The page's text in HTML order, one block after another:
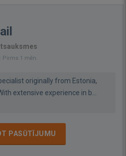
Pirms 1 mēn.
originally from Estonia,
extensive experience in b...
PASŪTĪJUMU